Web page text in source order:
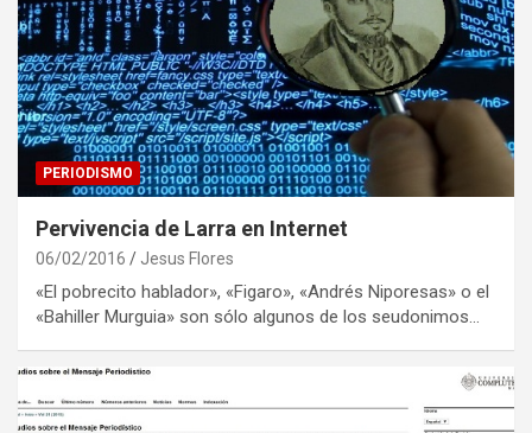
PERIODISMO
Pervivencia de Larra en Internet
06/02/2016 Jesus Flores
«El pobrecito hablador», «Figaro», «Andrés Niporesas» o el
«Bahiller Murguia» son sólo algunos de los seudonimos…